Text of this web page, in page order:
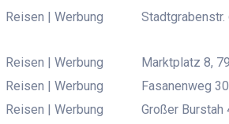
Reisen | Werbung
Reisen | Werbung
Marktplatz 8,
Reisen | Werbung
Fasanenweg
Reisen | Werbung
Großer Burstah